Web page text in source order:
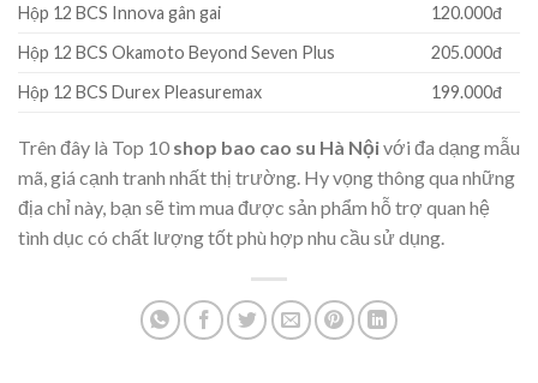
Hộp 12 BCS Innova gân gai
120.000đ
Hộp 12 BCS Okamoto Beyond Seven Plus
205.000đ
Hộp 12 BCS Durex Pleasuremax
199.000đ
Trên đây là Top 10 shop bao cao su Hà Nộivới đa dạng mẫu
mã, giá cạnh tranh nhất thị trường. Hy vọng thông qua những
địa chỉ này, bạn sẽ tìm mua được sản phẩm hỗ trợ quan hệ
tình dục có chất lượng tốt phù hợp nhu cầu sử dụng.